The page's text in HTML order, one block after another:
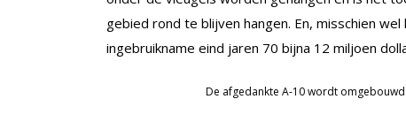
gebied rond te blijven hangen. En, misschien
ingebruikname eind jaren 70 bijna 12 miljoen
De afgedankte A-10 wordt